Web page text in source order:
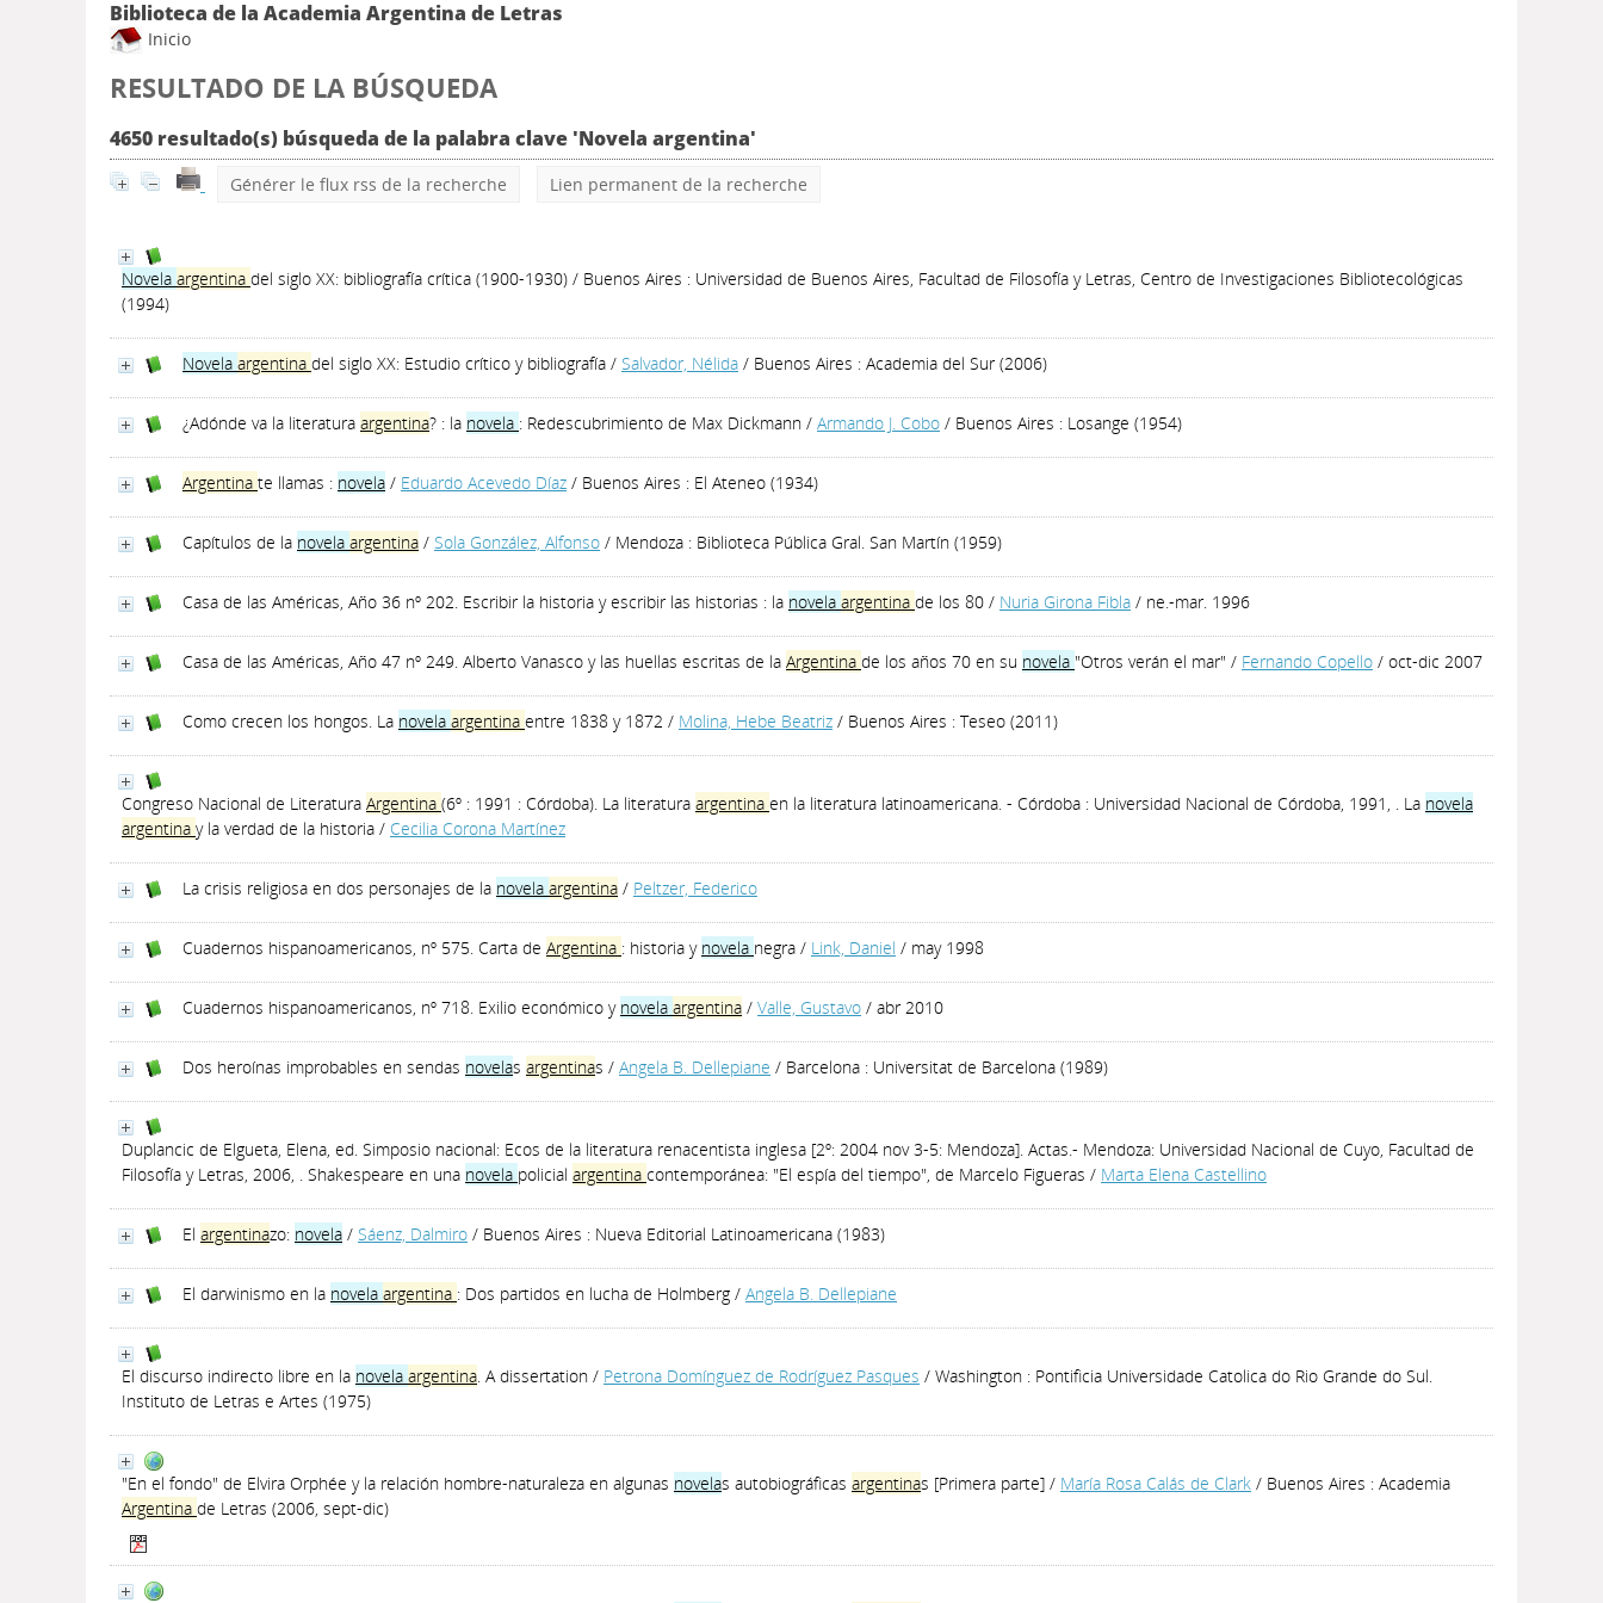
Biblioteca de la Academia Argentina de Letras
Inicio
RESULTADO DE LA BÚSQUEDA
4650 resultado(s) búsqueda de la palabra clave 'Novela argentina'
Générer le flux rss de la recherche Lien permanent de la recherche
Novela argentina del siglo XX: bibliografía crítica (1900-1930) / Buenos Aires : Universidad de Buenos Aires, Facultad de Filosofía y Letras, Centro de Investigaciones Bibliotecológicas
(1994)
Novela argentina del siglo XX: Estudio crítico y bibliografía / Salvador, Nélida / Buenos Aires : Academia del Sur (2006)
¿Adónde va la literatura argentina? : la novela : Redescubrimiento de Max Dickmann / Armando J. Cobo / Buenos Aires : Losange (1954)
Argentina te llamas : novela / Eduardo Acevedo Díaz / Buenos Aires : El Ateneo (1934)
Capítulos de la novela argentina / Sola González, Alfonso / Mendoza : Biblioteca Pública Gral. San Martín (1959)
Casa de las Américas, Año 36 nº 202. Escribir la historia y escribir las historias : la novela argentina de los 80 / Nuria Girona Fibla / ne.-mar. 1996
Casa de las Américas, Año 47 nº 249. Alberto Vanasco y las huellas escritas de la Argentina de los años 70 en su novela "Otros verán el mar" / Fernando Copello / oct-dic 2007
Como crecen los hongos. La novela argentina entre 1838 y 1872 / Molina, Hebe Beatriz / Buenos Aires : Teseo (2011)
Congreso Nacional de Literatura Argentina (6º : 1991 : Córdoba). La literatura argentina en la literatura latinoamericana. - Córdoba : Universidad Nacional de Córdoba, 1991, . La novela
argentina y la verdad de la historia / Cecilia Corona Martínez
La crisis religiosa en dos personajes de la novela argentina / Peltzer, Federico
Cuadernos hispanoamericanos, nº 575. Carta de Argentina : historia y novela negra / Link, Daniel / may 1998
Cuadernos hispanoamericanos, nº 718. Exilio económico y novela argentina / Valle, Gustavo / abr 2010
Dos heroínas improbables en sendas novelas argentinas / Angela B. Dellepiane / Barcelona : Universitat de Barcelona (1989)
Duplancic de Elgueta, Elena, ed. Simposio nacional: Ecos de la literatura renacentista inglesa [2º: 2004 nov 3-5: Mendoza]. Actas.- Mendoza: Universidad Nacional de Cuyo, Facultad de
Filosofía y Letras, 2006, . Shakespeare en una novela policial argentina contemporánea: "El espía del tiempo", de Marcelo Figueras / Marta Elena Castellino
El argentinazo: novela / Sáenz, Dalmiro / Buenos Aires : Nueva Editorial Latinoamericana (1983)
El darwinismo en la novela argentina : Dos partidos en lucha de Holmberg / Angela B. Dellepiane
El discurso indirecto libre en la novela argentina. A dissertation / Petrona Domínguez de Rodríguez Pasques / Washington : Pontificia Universidade Catolica do Rio Grande do Sul.
Instituto de Letras e Artes (1975)
"En el fondo" de Elvira Orphée y la relación hombre-naturaleza en algunas novelas autobiográficas argentinas [Primera parte] / María Rosa Calás de Clark / Buenos Aires : Academia
Argentina de Letras (2006, sept-dic)